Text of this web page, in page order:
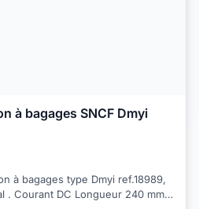
à bagages SNCF Dmyi
à bagages type Dmyi ref.18989,